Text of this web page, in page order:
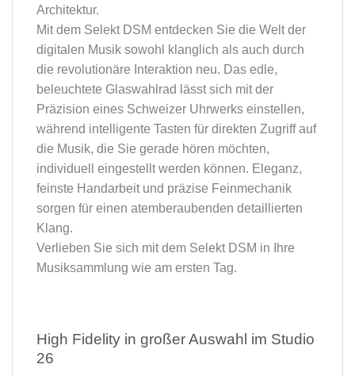
Architektur.
Mit dem Selekt DSM entdecken Sie die Welt der
digitalen Musik sowohl klanglich als auch durch
die revolutionäre Interaktion neu. Das edle,
beleuchtete Glaswahlrad lässt sich mit der
Präzision eines Schweizer Uhrwerks einstellen,
während intelligente Tasten für direkten Zugriff auf
die Musik, die Sie gerade hören möchten,
individuell eingestellt werden können. Eleganz,
feinste Handarbeit und präzise Feinmechanik
sorgen für einen atemberaubenden detaillierten
Klang.
Verlieben Sie sich mit dem Selekt DSM in Ihre
Musiksammlung wie am ersten Tag.
High Fidelity in großer Auswahl im Studio
26​